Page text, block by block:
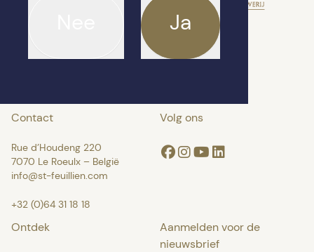
Ja
Contact
Rue d’Houdeng 220
7070 Le Roeulx – België
info@st-feuillien.com
+32 (0)64 31 18 18
Volg ons
Facebook
Instagram
YoutubeLinkedin
Ontdek
Aanmelden voor de
nieuwsbrief